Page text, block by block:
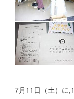
7月11日（土）に